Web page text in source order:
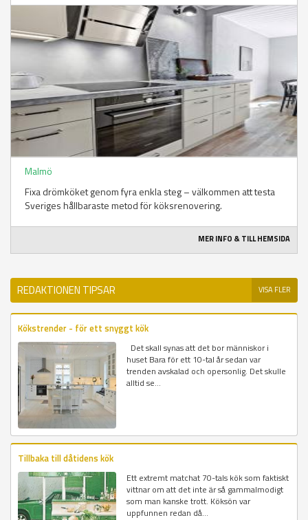
Malmö
Fixa drömköket genom fyra enkla steg – välkommen att testa
Sveriges hållbaraste metod för köksrenovering.
MER INFO & TILL HEMSIDA
REDAKTIONEN TIPSAR VISA FLER
Kökstrender - för ett snyggt kök
Det skall synas att det bor människor i
huset Bara för ett 10-tal år sedan var
trenden avskalad och opersonlig. Det skulle
alltid se...
Tillbaka till dåtidens kök
Ett extremt matchat 70-tals kök som faktiskt
vittnar om att det inte är så gammalmodigt
som man kanske trott. Köksön var
uppfunnen redan då...